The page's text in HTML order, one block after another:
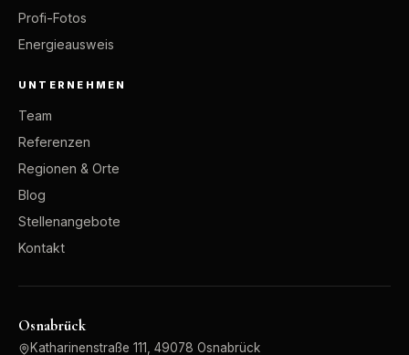
Profi-Fotos
Energieausweis
UNTERNEHMEN
Team
Referenzen
Regionen & Orte
Blog
Stellenangebote
Kontakt
Osnabrück
Katharinenstraße 111, 49078 Osnabrück